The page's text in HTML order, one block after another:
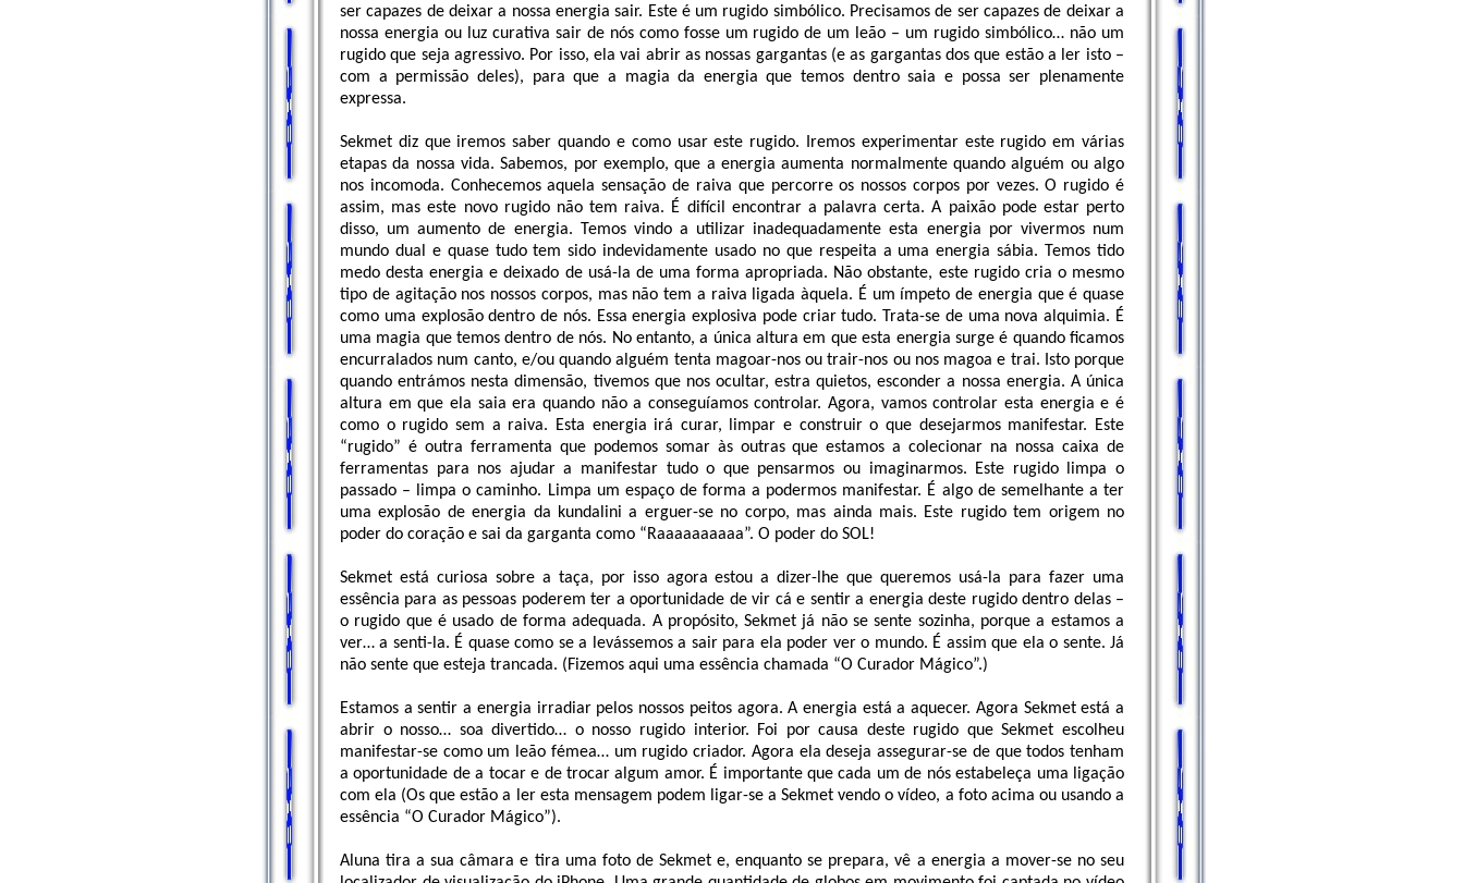
ser capazes de deixar a nossa energia sair. Este é um rugido simbólico. Precisamos de ser capazes de deixar a
nossa energia ou luz curativa sair de nós como fosse um rugido de um leão – um rugido simbólico… não um
rugido que seja agressivo. Por isso, ela vai abrir as nossas gargantas (e as gargantas dos que estão a ler isto –
com a permissão deles), para que a magia da energia que temos dentro saia e possa ser plenamente
expressa.
Sekmet diz que iremos saber quando e como usar este rugido. Iremos experimentar este rugido em várias
etapas da nossa vida. Sabemos, por exemplo, que a energia aumenta normalmente quando alguém ou algo
nos incomoda. Conhecemos aquela sensação de raiva que percorre os nossos corpos por vezes. O rugido é
assim, mas este novo rugido não tem raiva. É difícil encontrar a palavra certa. A paixão pode estar perto
disso, um aumento de energia. Temos vindo a utilizar inadequadamente esta energia por vivermos num
mundo dual e quase tudo tem sido indevidamente usado no que respeita a uma energia sábia. Temos tido
medo desta energia e deixado de usá-la de uma forma apropriada. Não obstante, este rugido cria o mesmo
tipo de agitação nos nossos corpos, mas não tem a raiva ligada àquela. É um ímpeto de energia que é quase
como uma explosão dentro de nós. Essa energia explosiva pode criar tudo. Trata-se de uma nova alquimia. É
uma magia que temos dentro de nós. No entanto, a única altura em que esta energia surge é quando ficamos
encurralados num canto, e/ou quando alguém tenta magoar-nos ou trair-nos ou nos magoa e trai. Isto porque
quando entrámos nesta dimensão, tivemos que nos ocultar, estra quietos, esconder a nossa energia. A única
altura em que ela saia era quando não a conseguíamos controlar. Agora, vamos controlar esta energia e é
como o rugido sem a raiva. Esta energia irá curar, limpar e construir o que desejarmos manifestar. Este
“rugido” é outra ferramenta que podemos somar às outras que estamos a colecionar na nossa caixa de
ferramentas para nos ajudar a manifestar tudo o que pensarmos ou imaginarmos. Este rugido limpa o
passado – limpa o caminho. Limpa um espaço de forma a podermos manifestar. É algo de semelhante a ter
uma explosão de energia da kundalini a erguer-se no corpo, mas ainda mais. Este rugido tem origem no
poder do coração e sai da garganta como “Raaaaaaaaaa”. O poder do SOL!
Sekmet está curiosa sobre a taça, por isso agora estou a dizer-lhe que queremos usá-la para fazer uma
essência para as pessoas poderem ter a oportunidade de vir cá e sentir a energia deste rugido dentro delas –
o rugido que é usado de forma adequada. A propósito, Sekmet já não se sente sozinha, porque a estamos a
ver… a senti-la. É quase como se a levássemos a sair para ela poder ver o mundo. É assim que ela o sente. Já
não sente que esteja trancada. (Fizemos aqui uma essência chamada “O Curador Mágico”.)
Estamos a sentir a energia irradiar pelos nossos peitos agora. A energia está a aquecer. Agora Sekmet está a
abrir o nosso… soa divertido… o nosso rugido interior. Foi por causa deste rugido que Sekmet escolheu
manifestar-se como um leão fémea… um rugido criador. Agora ela deseja assegurar-se de que todos tenham
a oportunidade de a tocar e de trocar algum amor. É importante que cada um de nós estabeleça uma ligação
com ela (Os que estão a ler esta mensagem podem ligar-se a Sekmet vendo o vídeo, a foto acima ou usando a
essência “O Curador Mágico”).
Aluna tira a sua câmara e tira uma foto de Sekmet e, enquanto se prepara, vê a energia a mover-se no seu